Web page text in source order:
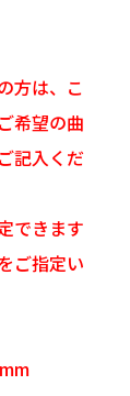
方は、こ
希望の曲
記入くだ
できます
ご指定い